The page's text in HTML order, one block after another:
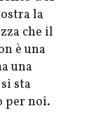
la
che il
è una
una
sta
per noi.